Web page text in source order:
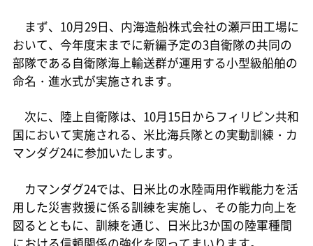
まず、10月29日、内海造船株式会社の瀬戸田工場に
おいて、今年度末までに新編予定の3自衛隊の共同の
部隊である自衛隊海上輸送群が運用する小型級船舶の
命名・進水式が実施されます。
次に、陸上自衛隊は、10月15日からフィリピン共和
国において実施される、米比海兵隊との実動訓練・カ
マンダグ24に参加いたします。
カマンダグ24では、日米比の水陸両用作戦能力を活
用した災害救援に係る訓練を実施し、その能力向上を
図るとともに、訓練を通じ、日米比3か国の陸軍種間